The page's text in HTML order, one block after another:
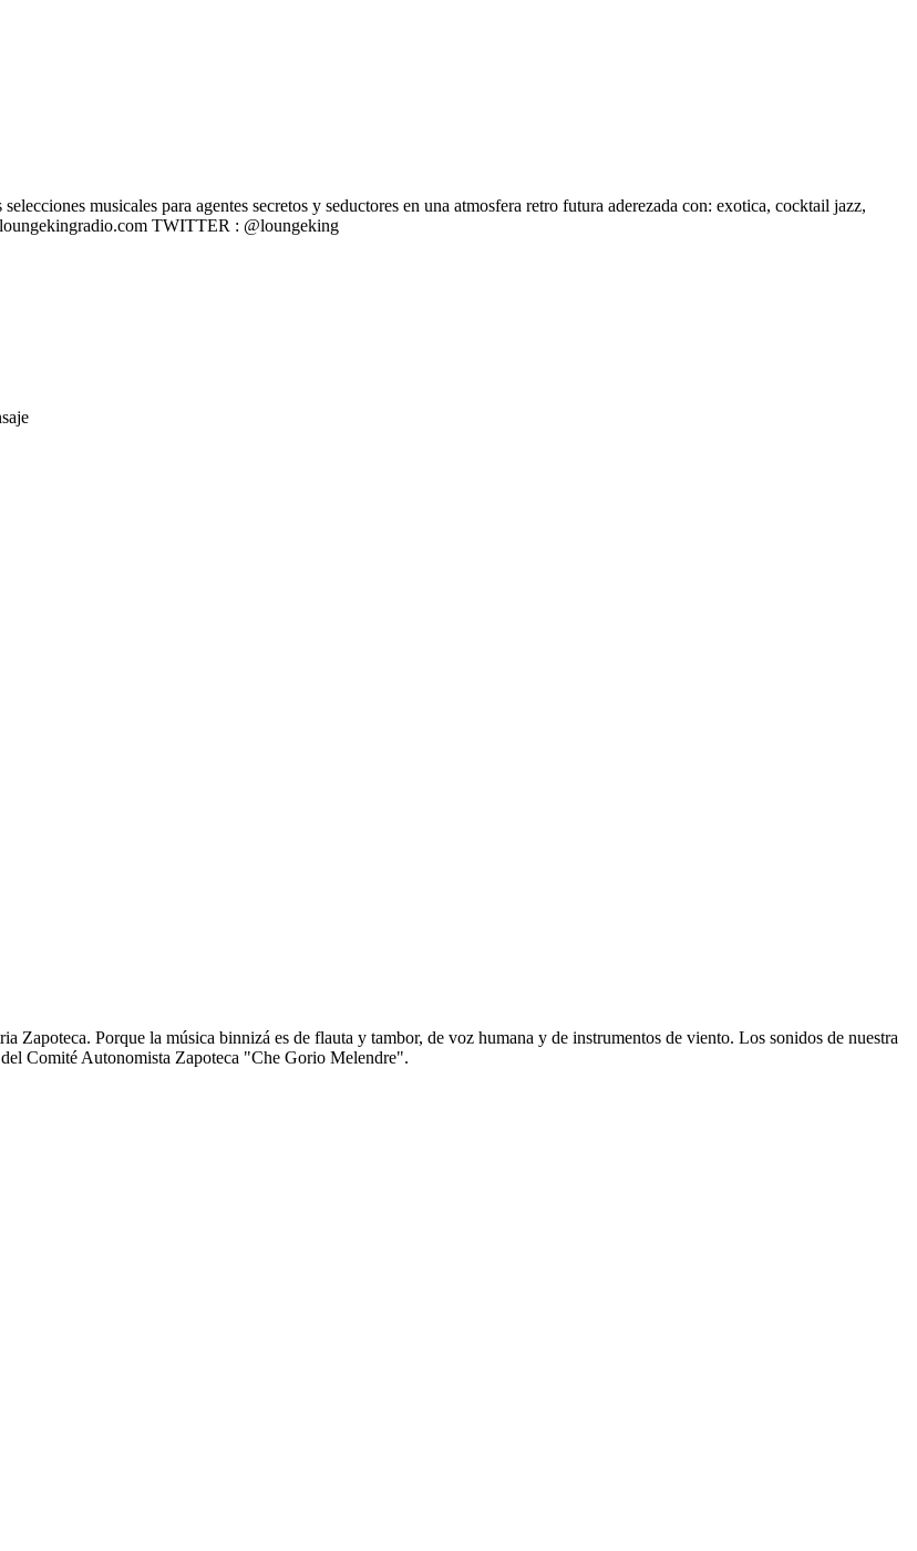
musicales para agentes secretos y seductores en una atmosfera retro futura aderezada con: exotica, cocktail jazz,
TWITTER : @loungeking
Zapoteca. Porque la música binnizá es de flauta y tambor, de voz humana y de instrumentos de viento. Los sonidos de nuestra
Comité Autonomista Zapoteca "Che Gorio Melendre".